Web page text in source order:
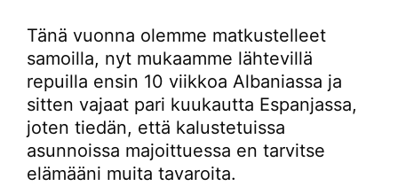
Tänä vuonna olemme matkustelleet
samoilla, nyt mukaamme lähtevillä
repuilla ensin 10 viikkoa Albaniassa ja
sitten vajaat pari kuukautta Espanjassa,
joten tiedän, että kalustetuissa
asunnoissa majoittuessa en tarvitse
elämääni muita tavaroita.